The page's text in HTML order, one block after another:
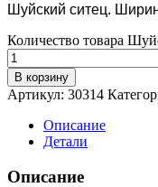
Шуйский ситец.
Количество товара
В корзину
Артикул: 30314
Описание
Детали
Описание